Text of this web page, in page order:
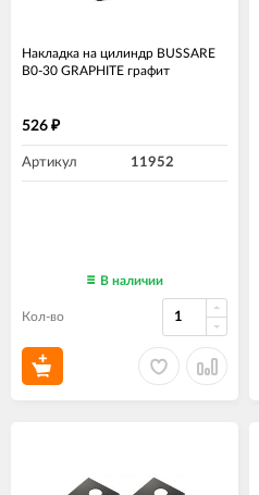
Накладка на цилиндр BUSSARE
B0-30 GRAPHITE графит
526 ₽
Артикул 11952
В наличии
Кол-во